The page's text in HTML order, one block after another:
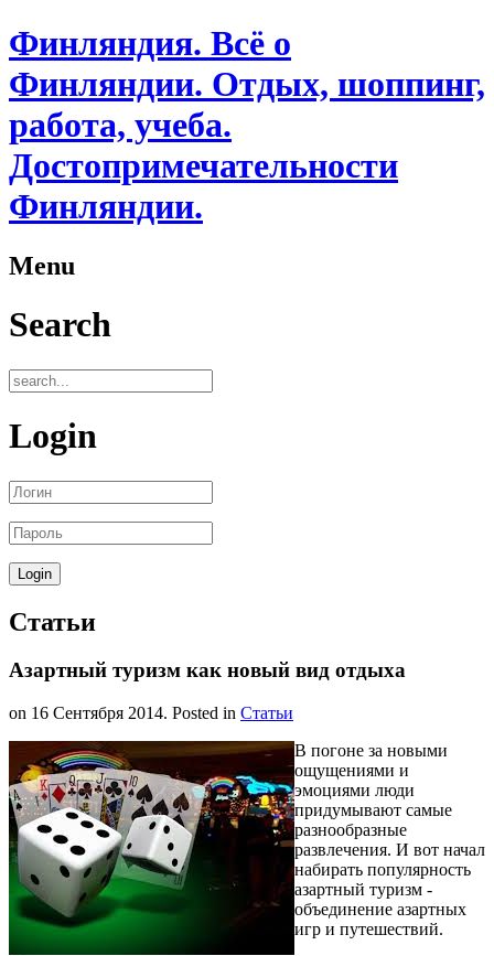
Финляндия. Всё о
Финляндии. Отдых, шоппинг,
работа, учеба.
Достопримечательности
Финляндии.
Menu
Search
Login
Статьи
Азартный туризм как новый вид отдыха
on 16 Сентября 2014. Posted in Статьи
В погоне за новыми
ощущениями и
эмоциями люди
придумывают самые
разнообразные
развлечения. И вот начал
набирать популярность
азартный туризм -
объединение азартных
игр и путешествий.